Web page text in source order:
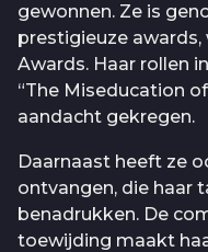
gewonnen. Ze is
prestigieuze awards,
Awards. Haar rollen
“The Miseducation
aandacht gekregen.
Daarnaast heeft ze
ontvangen, die haar
benadrukken. De
toewijding maakt